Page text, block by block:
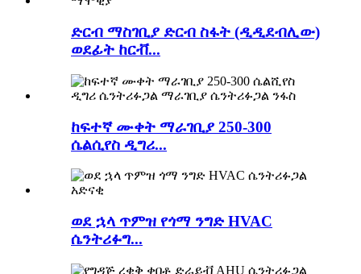
ድርብ ማስገቢያ ድርብ ስፋት (ዲዲደብሊው)
ወደፊት ከርቭ...
ከፍተኛ ሙቀት ማራገቢያ 250-300
ሴልሲየስ ዲግሪ...
ወደ ኋላ ጥምዝ የጎማ ንግድ HVAC
ሴንትሪፉግ...